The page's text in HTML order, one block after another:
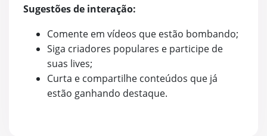
Sugestões de interação:
Comente em vídeos que estão bombando;
Siga criadores populares e participe de
suas lives;
Curta e compartilhe conteúdos que já
estão ganhando destaque.